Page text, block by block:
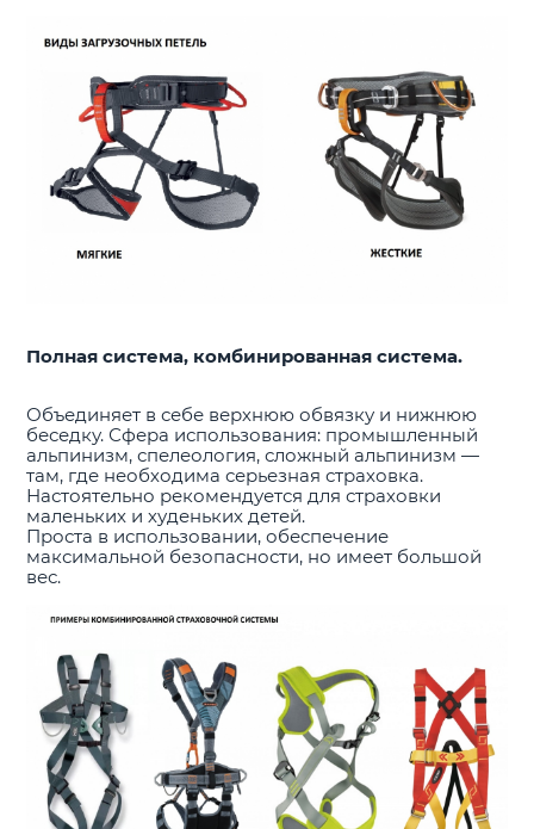
Полная система, комбинированная система.
Объединяет в себе верхнюю обвязку и нижнюю
беседку. Сфера использования: промышленный
альпинизм, спелеология, сложный альпинизм —
там, где необходима серьезная страховка.
Настоятельно рекомендуется для страховки
маленьких и худеньких детей.
Проста в использовании, обеспечение
максимальной безопасности, но имеет большой
вес.